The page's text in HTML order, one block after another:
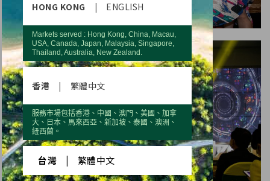
HONG KONG | ENGLISH
Markets served : Hong Kong, China, Macau,
USA, Canada, Japan, Malaysia, Singapore,
Thailand, Australia, New Zealand.
香港 | 繁體中文
服務市場包括香港、中國、澳門、美國、加拿
大、日本、馬來西亞、新加坡、泰國、澳洲、
紐西蘭。
台灣 繁體中文